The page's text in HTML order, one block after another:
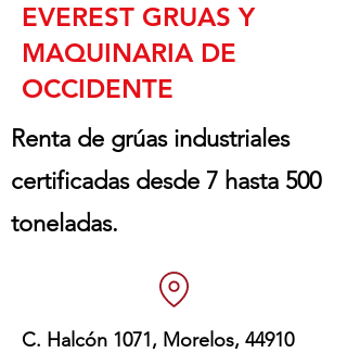
EVEREST GRUAS Y
MAQUINARIA DE
OCCIDENTE
Renta de grúas industriales
certificadas desde 7 hasta 500
toneladas.
C. Halcón 1071, Morelos, 44910